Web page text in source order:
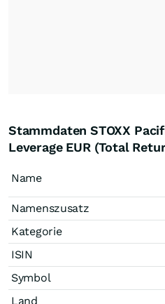
Stammdaten STOXX
Leverage EUR (Total
Name
Namenszusatz
Kategorie
ISIN
Symbol
Land